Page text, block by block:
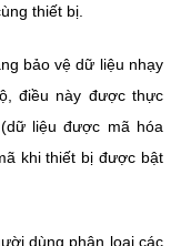
thiết bị.
bảo vệ dữ liệu nhạy
điều này được thực
liệu được mã hóa
khi thiết bị được bật
dùng phân loại các